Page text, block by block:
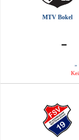
MTV Bokel
-
»